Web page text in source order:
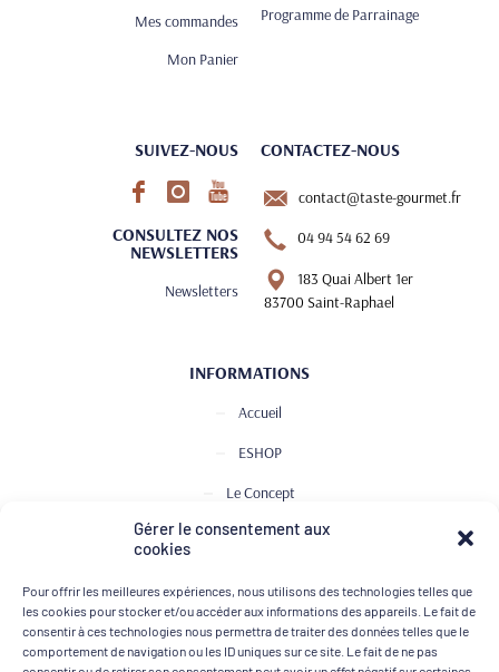
Gérer le consentement aux
cookies
Pour offrir les meilleures expériences, nous utilisons des technologies telles que
les cookies pour stocker et/ou accéder aux informations des appareils. Le fait de
consentir à ces technologies nous permettra de traiter des données telles que le
comportement de navigation ou les ID uniques sur ce site. Le fait de ne pas
Mes commandes
Mon Panier
Programme de Parrainage
SUIVEZ-NOUS
CONSULTEZ NOS
NEWSLETTERS
Newsletters
CONTACTEZ-NOUS
contact@taste-gourmet.fr
04 94 54 62 69
183 Quai Albert 1er
83700 Saint-Raphael
INFORMATIONS
Accueil
ESHOP
Le Concept
Club de Dégustation
Contact